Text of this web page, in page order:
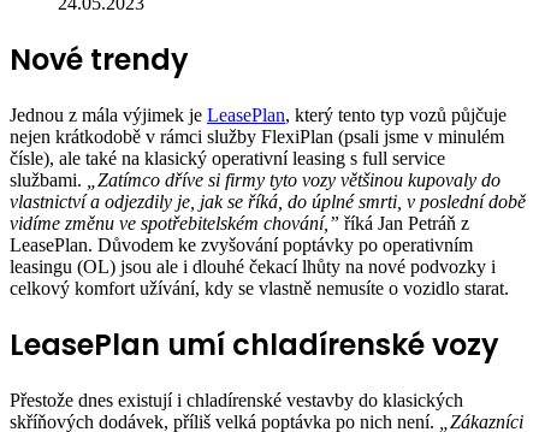
Nové trendy
Jednou z mála výjimek je LeasePlan, který tento typ vozů půjčuje
nejen krátkodobě v rámci služby FlexiPlan (psali jsme v minulém
čísle), ale také na klasický operativní leasing s full service
službami.
„Zatímco dříve si firmy tyto vozy většinou kupovaly do
vlastnictví a odjezdily je, jak se říká, do úplné smrti, v poslední době
vidíme změnu ve spotřebitelském chování,” říká Jan Petráň z
LeasePlan. Důvodem ke zvyšování poptávky po operativním
leasingu (OL) jsou ale i dlouhé čekací lhůty na nové podvozky i
celkový komfort užívání, kdy se vlastně nemusíte o vozidlo starat.
LeasePlan umí chladírenské vozy
Přestože dnes existují i chladírenské vestavby do klasických
skříňových dodávek, příliš velká poptávka po nich není.
„Zákazníci